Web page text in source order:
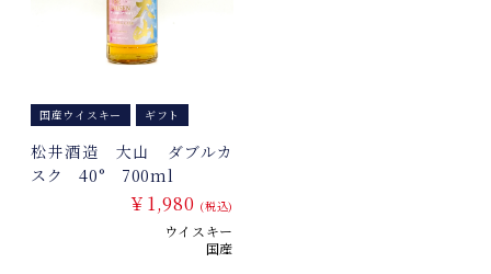
国産ウイスキー ギフト
松井酒造 大山 ダブルカ
スク 40° 700ml
￥1,980 (税込)
ウイスキー
国産